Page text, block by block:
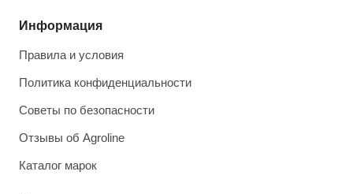
Информация
Правила и условия
Политика конфиденциальности
Советы по безопасности
Отзывы об Agroline
Каталог марок